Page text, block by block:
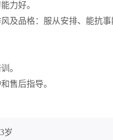
力好。
及品格：服从安排、能抗事
。
售后指导。
岁